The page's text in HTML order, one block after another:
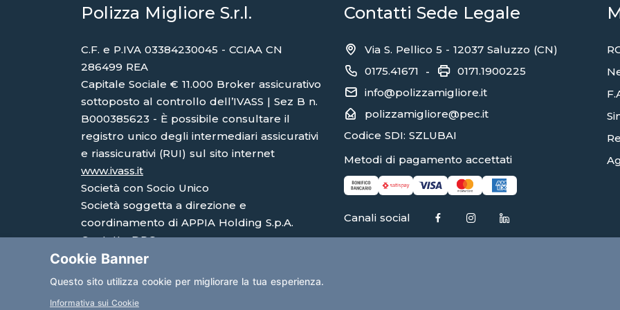
Polizza Migliore S.r.l.
C.F. e P.IVA 03384230045 - CCIAA CN
286499 REA
Capitale Sociale € 11.000 Broker assicurativo
sottoposto al controllo dell’IVASS | Sez B n.
B000385623 - È possibile consultare il
registro unico degli intermediari assicurativi
e riassicurativi (RUI) sul sito internet
www.ivass.it
Società con Socio Unico
Società soggetta a direzione e
coordinamento di APPIA Holding S.p.A.
Contatto DPO:
avv.eleonoramargaria@gmail.com
Contatti Sede Legale
Via S. Pellico 5 - 12037 Saluzzo (CN)
0175.41671 -
0171.1900225
info@polizzamigliore.it
polizzamigliore@pec.it
Codice SDI: SZLUBAI
Metodi di pagamento accettati
Canali social
Cookie Banner
Questo sito utilizza cookie per migliorare la tua esperienza.
Informativa sui Cookie